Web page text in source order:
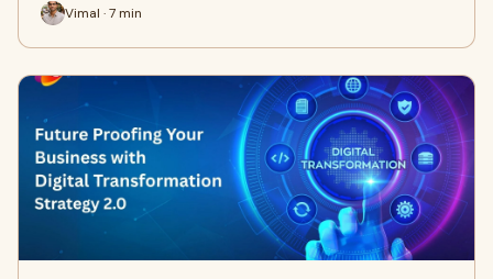
Vimal · 7 min